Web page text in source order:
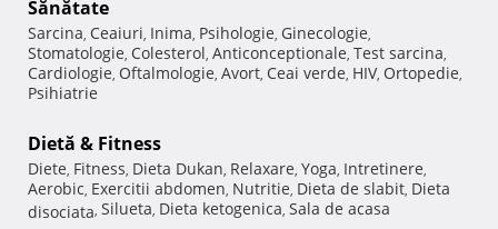
Sănătate
Sarcina, Ceaiuri, Inima, Psihologie, Ginecologie,
Stomatologie, Colesterol, Anticonceptionale, Test sarcina,
Cardiologie, Oftalmologie, Avort, Ceai verde, HIV, Ortopedie,
Psihiatrie
Dietă & Fitness
Diete, Fitness, Dieta Dukan, Relaxare, Yoga, Intretinere,
Aerobic, Exercitii abdomen, Nutritie, Dieta de slabit, Dieta
disociata, Silueta, Dieta ketogenica, Sala de acasa